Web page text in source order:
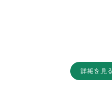
詳細を見る